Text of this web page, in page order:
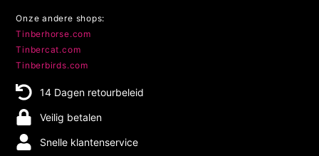
Onze andere shops:
Tinberhorse.com
Tinbercat.com
Tinberbirds.com
14 Dagen retourbeleid
Veilig betalen
Snelle klantenservice